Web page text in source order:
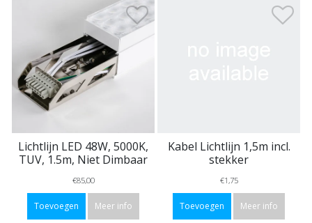
Lichtlijn LED 48W, 5000K,
TUV, 1.5m, Niet Dimbaar
€85,00
Toevoegen Meer info
Kabel Lichtlijn 1,5m incl.
stekker
€1,75
Toevoegen Meer info